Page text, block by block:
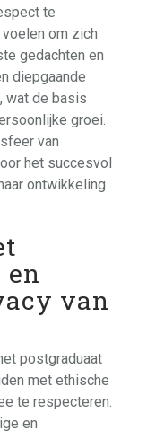
te
om zich
gedachten en
diepgaande
wat de basis
groei.
van
het succesvol
ontwikkeling
en
van
postgraduaat
met ethische
te respecteren.
en